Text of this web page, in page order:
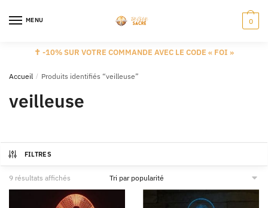
MENU 0
✝️ -10% SUR VOTRE COMMANDE AVEC LE CODE « FOI »
Accueil / Produits identifiés “veilleuse”
veilleuse
FILTRES
9 résultats affichés